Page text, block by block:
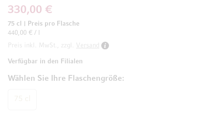
Wählen Sie Ihre Flaschengröße
330,00 €
75 cl
Preis pro Flasche
440,00 € / l
Preis inkl. MwSt., zzgl.
Versand
Verfügbar in den Filialen